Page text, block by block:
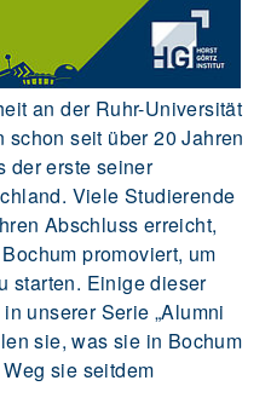
an der Ruhr-Universität
seit über 20 Jahren
der erste seiner
Viele Studierende
Abschluss erreicht,
promoviert, um
starten. Einige dieser
unserer Serie „Alumni
sie, was sie in Bochum
sie seitdem